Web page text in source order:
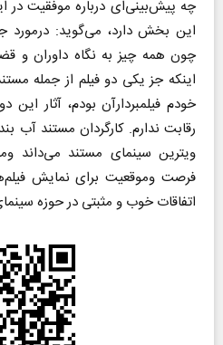
چه پیش‌بینی‌ای درباره موفقیت در
این بخش دارد، می‌گوید: درمورد
چون همه چیز به نگاه داوران و
اینکه جز یکی دو فیلم از جمله
خودم فیلمبردارآن بودم، آثار این
رقابت ندارم. کارگردان مستند آب
ویترین سینمای مستند می‌داند
فرصت وموقعیت برای نمایش
اتفاقات خوب و مثبتی در حوزه